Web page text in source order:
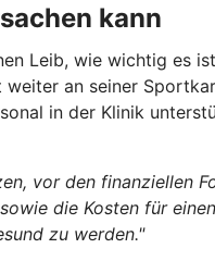
kann
Leib, wie wichtig es
an seiner
in der Klinik
vor den finanziellen
die Kosten für
zu werden."